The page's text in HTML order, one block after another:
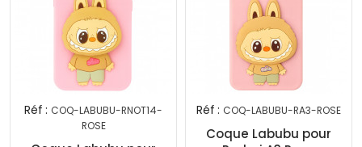
Réf : COQ-LABUBU-RNOT14-
ROSE
Réf : COQ-LABUBU-RA3-ROSE
Coque Labubu pour